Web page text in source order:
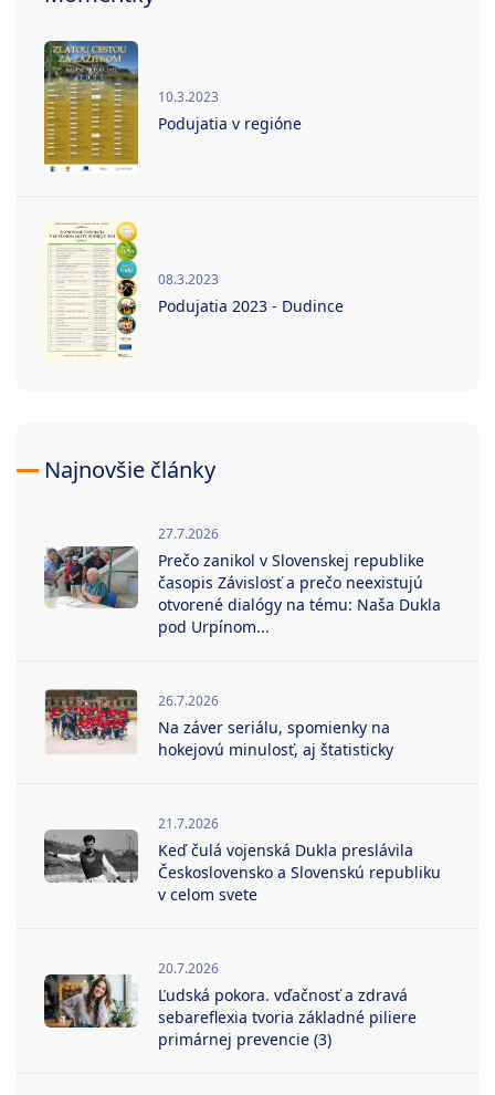
10.3.2023
Podujatia v regióne
08.3.2023
Podujatia 2023 - Dudince
Najnovšie články
27.7.2026
Prečo zanikol v Slovenskej republike
časopis Závislosť a prečo neexistujú
otvorené dialógy na tému: Naša Dukla
pod Urpínom...
26.7.2026
Na záver seriálu, spomienky na
hokejovú minulosť, aj štatisticky
21.7.2026
Keď čulá vojenská Dukla preslávila
Československo a Slovenskú republiku
v celom svete
20.7.2026
Ľudská pokora. vďačnosť a zdravá
sebareflexia tvoria základné piliere
primárnej prevencie (3)